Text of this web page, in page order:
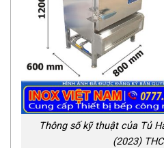
Thông số kỹ thuật của Tủ
(2023)